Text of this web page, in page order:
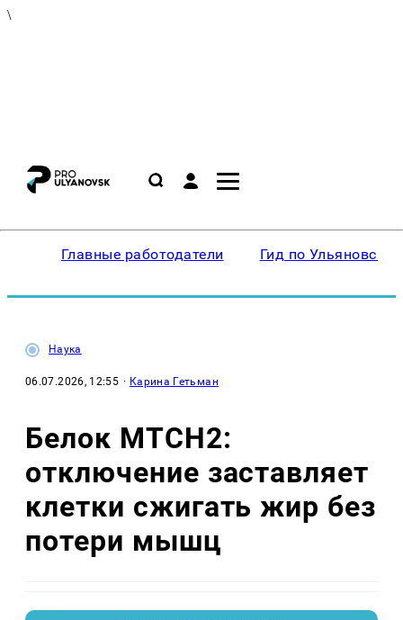
\
Главные работодатели Гид по Ульяновску
Наука
06.07.2026, 12:55 · Карина Гетьман
Белок MTCH2:
отключение заставляет
клетки сжигать жир без
потери мышц